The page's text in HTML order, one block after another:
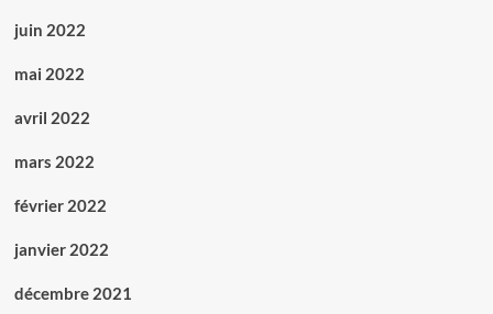
juin 2022
mai 2022
avril 2022
mars 2022
février 2022
janvier 2022
décembre 2021